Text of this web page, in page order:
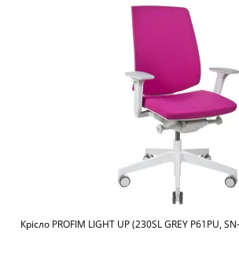
Крісло PROFIM LIGHT UP (230SL GREY P61PU,